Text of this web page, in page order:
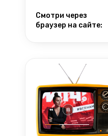
Смотри через
браузер на сайте: